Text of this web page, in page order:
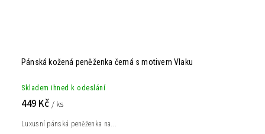
Pánská kožená peněženka černá s motivem Vlaku
Skladem ihned k odeslání
449 Kč / ks
Luxusní pánská peněženka na...